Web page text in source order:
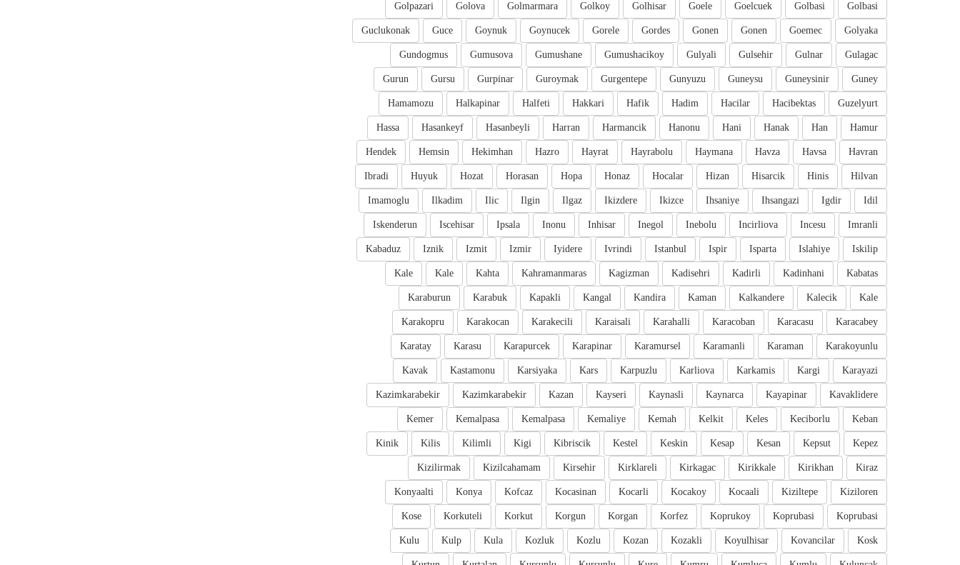
Golbasi
Golbasi
Goelcuek
Goele
Golhisar
Golkoy
Golmarmara
Golova
Golpazari
Golyaka
Goemec
Gonen
Gonen
Gordes
Gorele
Goynucek
Goynuk
Guce
Guclukonak
Gulagac
Gulnar
Gulsehir
Gulyali
Gumushacikoy
Gumushane
Gumusova
Gundogmus
Guney
Guneysinir
Guneysu
Gunyuzu
Gurgentepe
Guroymak
Gurpinar
Gursu
Gurun
Guzelyurt
Hacibektas
Hacilar
Hadim
Hafik
Hakkari
Halfeti
Halkapinar
Hamamozu
Hamur
Han
Hanak
Hani
Hanonu
Harmancik
Harran
Hasanbeyli
Hasankeyf
Hassa
Havran
Havsa
Havza
Haymana
Hayrabolu
Hayrat
Hazro
Hekimhan
Hemsin
Hendek
Hilvan
Hinis
Hisarcik
Hizan
Hocalar
Honaz
Hopa
Horasan
Hozat
Huyuk
Ibradi
Idil
Igdir
Ihsangazi
Ihsaniye
Ikizce
Ikizdere
Ilgaz
Ilgin
Ilic
Ilkadim
Imamoglu
Imranli
Incesu
Incirliova
Inebolu
Inegol
Inhisar
Inonu
Ipsala
Iscehisar
Iskenderun
Iskilip
Islahiye
Isparta
Ispir
Istanbul
Ivrindi
Iyidere
Izmir
Izmit
Iznik
Kabaduz
Kabatas
Kadinhani
Kadirli
Kadisehri
Kagizman
Kahramanmaras
Kahta
Kale
Kale
Kale
Kalecik
Kalkandere
Kaman
Kandira
Kangal
Kapakli
Karabuk
Karaburun
Karacabey
Karacasu
Karacoban
Karahalli
Karaisali
Karakecili
Karakocan
Karakopru
Karakoyunlu
Karaman
Karamanli
Karamursel
Karapinar
Karapurcek
Karasu
Karatay
Karayazi
Kargi
Karkamis
Karliova
Karpuzlu
Kars
Karsiyaka
Kastamonu
Kavak
Kavaklidere
Kayapinar
Kaynarca
Kaynasli
Kayseri
Kazan
Kazimkarabekir
Kazimkarabekir
Keban
Keciborlu
Keles
Kelkit
Kemah
Kemaliye
Kemalpasa
Kemalpasa
Kemer
Kepez
Kepsut
Kesan
Kesap
Keskin
Kestel
Kibriscik
Kigi
Kilimli
Kilis
Kinik
Kiraz
Kirikhan
Kirikkale
Kirkagac
Kirklareli
Kirsehir
Kizilcahamam
Kizilirmak
Kiziloren
Kiziltepe
Kocaali
Kocakoy
Kocarli
Kocasinan
Kofcaz
Konya
Konyaalti
Koprubasi
Koprubasi
Koprukoy
Korfez
Korgan
Korgun
Korkut
Korkuteli
Kose
Kosk
Kovancilar
Koyulhisar
Kozakli
Kozan
Kozlu
Kozluk
Kula
Kulp
Kulu